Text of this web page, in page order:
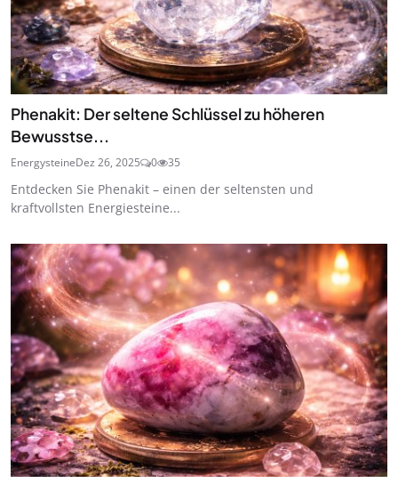
Phenakit: Der seltene Schlüssel zu höheren
Bewusstse...
EnergysteineDez 26, 2025 0 35
Entdecken Sie Phenakit – einen der seltensten und
kraftvollsten Energiesteine...